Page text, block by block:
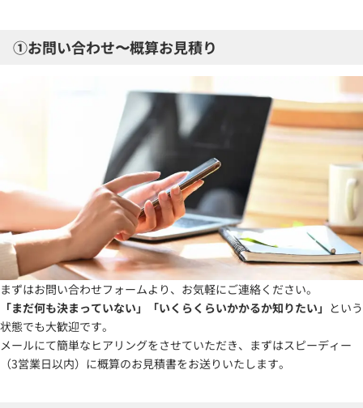
①お問い合わせ〜概算お見積り
まずはお問い合わせフォームより、お気軽にご連絡ください。
「まだ何も決まっていない」「いくらくらいかかるか知りたい」 という
状態でも大歓迎です。
メールにて簡単なヒアリングをさせていただき、まずはスピーディー
（3営業日以内）に概算のお見積書をお送りいたします。